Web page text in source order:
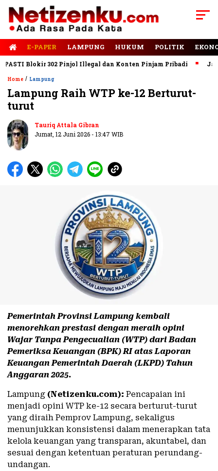
E-PAPER LAMPUNG HUKUM POLITIK
Blokir 302 Pinjol Illegal dan Konten Pinjam Pribadi Jalan
Home / Lampung
Lampung Raih WTP ke-12 Berturut-
turut
Tauriq Attala Gibran
Jumat, 12 Juni 2026 - 13:47 WIB
Pemerintah Provinsi Lampung kembali
menorehkan prestasi dengan meraih opini
Wajar Tanpa Pengecualian (WTP) dari Badan
Pemeriksa Keuangan (BPK) RI atas Laporan
Keuangan Pemerintah Daerah (LKPD) Tahun
Anggaran 2025.
Lampung (Netizenku.com): Pencapaian ini
menjadi opini WTP ke-12 secara berturut-turut
yang diraih Pemprov Lampung, sekaligus
menunjukkan konsistensi dalam menerapkan tata
kelola keuangan yang transparan, akuntabel, dan
sesuai dengan ketentuan peraturan perundang-
undangan.